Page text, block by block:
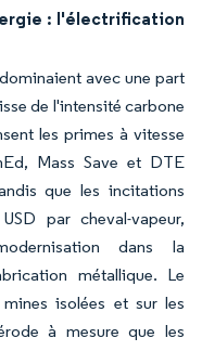
: l'électrification
avec une part
de l'intensité carbone
les primes à vitesse
Mass Save et DTE
que les incitations
par cheval-vapeur,
dans la
métallique. Le
isolées et sur les
à mesure que les